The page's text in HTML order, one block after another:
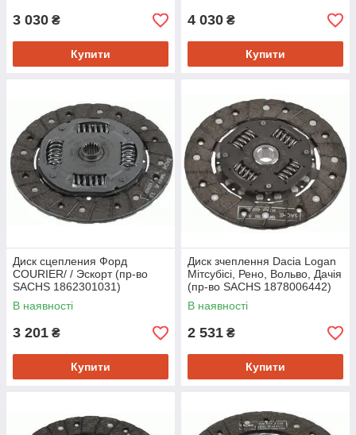
3 030 ₴
Купити
4 030 ₴
Купити
Диск сцепления Форд
COURIER/ / Эскорт (пр-во
SACHS 1862301031)
В наявності
3 201 ₴
Купити
Диск зчеплення Dacia Logan
Мітсубісі, Рено, Вольво, Дачія
(пр-во SACHS 1878006442)
В наявності
2 531 ₴
Купити